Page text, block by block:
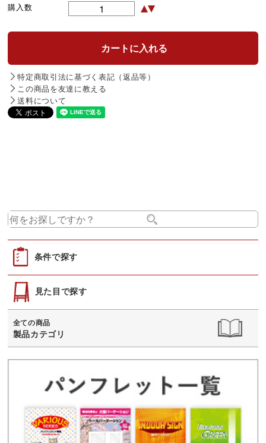
購入数
特定商取引法に基づく表記（返品等）
この商品を友達に教える
送料について
条件で探す
見た目で探す
全ての商品
製品カテゴリ